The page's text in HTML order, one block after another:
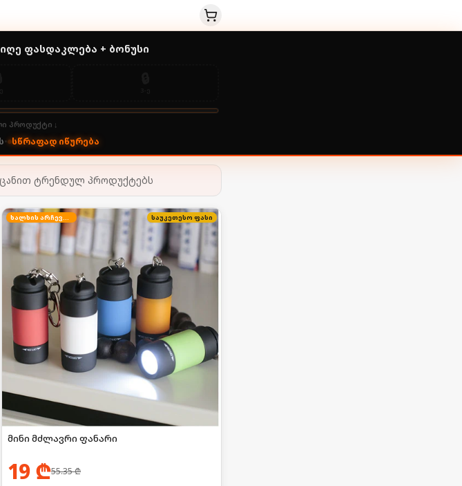
ფასდაკლება + ბონუსი
პროდუქტი ↓
• სწრაფად იწურება
ტრენდულ პროდუქტებს
ხალხის არჩევანი საუკეთესო ფასი
მინი მძლავრი ფანარი
19₾55.35₾